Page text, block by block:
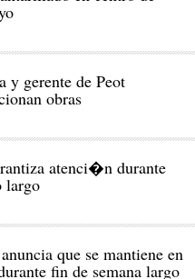
gerente de Peot
obras
atenci�n durante
largo
que se mantiene en
fin de semana largo